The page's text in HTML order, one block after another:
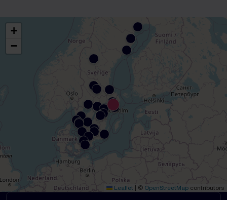
+
−
Leaflet © OpenStreetMap contributors